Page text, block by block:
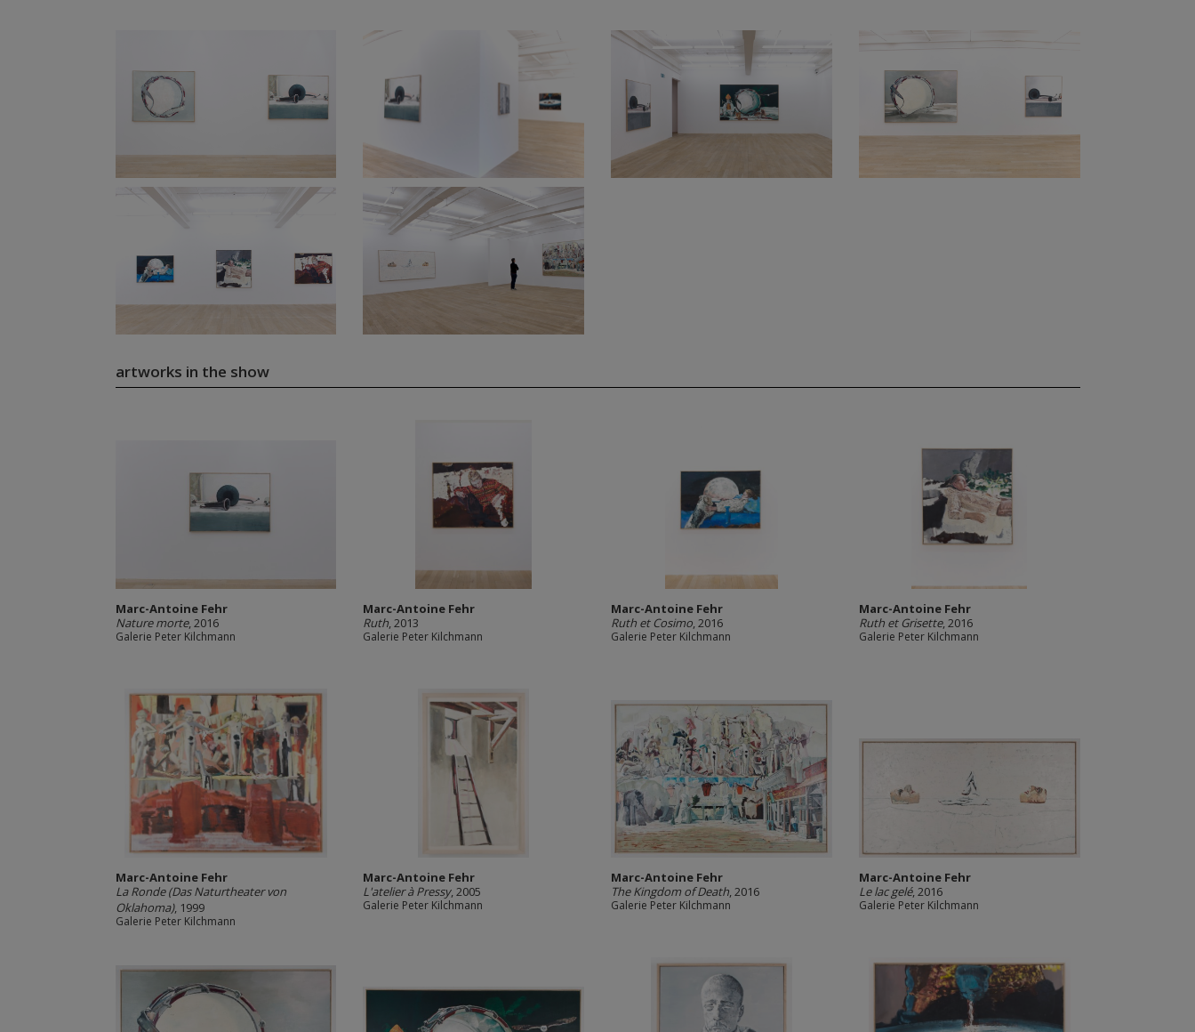
artworks in the show
Marc-Antoine Fehr
Nature morte, 2016
Galerie Peter Kilchmann
Marc-Antoine Fehr
Ruth, 2013
Galerie Peter Kilchmann
Marc-Antoine Fehr
Ruth et Cosimo, 2016
Galerie Peter Kilchmann
Marc-Antoine Fehr
Ruth et Grisette, 2016
Galerie Peter Kilchmann
Marc-Antoine Fehr
La Ronde (Das Naturtheater von
Oklahoma), 1999
Galerie Peter Kilchmann
Marc-Antoine Fehr
L'atelier à Pressy, 2005
Galerie Peter Kilchmann
Marc-Antoine Fehr
The Kingdom of Death, 2016
Galerie Peter Kilchmann
Marc-Antoine Fehr
Le lac gelé, 2016
Galerie Peter Kilchmann